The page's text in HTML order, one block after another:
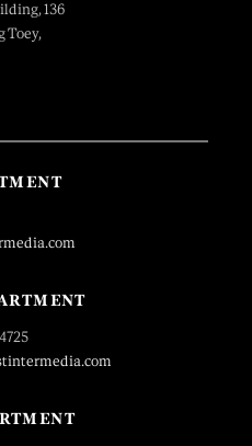
136
Toey,